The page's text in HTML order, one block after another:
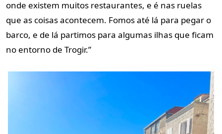
onde existem muitos restaurantes, e é nas ruelas
que as coisas acontecem. Fomos até lá para pegar o
barco, e de lá partimos para algumas ilhas que ficam
no entorno de Trogir.”